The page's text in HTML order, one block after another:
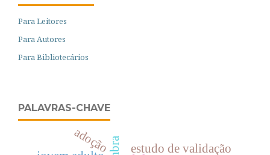
Para Leitores
Para Autores
Para Bibliotecários
PALAVRAS-CHAVE
estudo de validação
adoção